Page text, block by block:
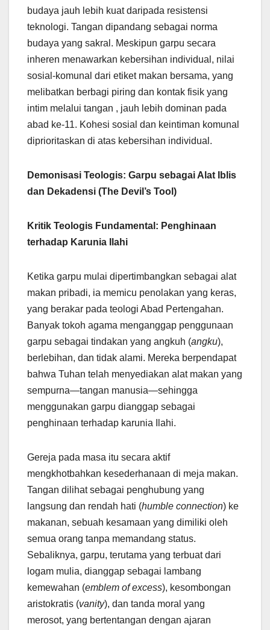
budaya jauh lebih kuat daripada resistensi
teknologi. Tangan dipandang sebagai norma
budaya yang sakral. Meskipun garpu secara
inheren menawarkan kebersihan individual, nilai
sosial-komunal dari etiket makan bersama, yang
melibatkan berbagi piring dan kontak fisik yang
intim melalui tangan , jauh lebih dominan pada
abad ke-11. Kohesi sosial dan keintiman komunal
diprioritaskan di atas kebersihan individual.
Demonisasi Teologis: Garpu sebagai Alat Iblis
dan Dekadensi (The Devil’s Tool)
Kritik Teologis Fundamental: Penghinaan
terhadap Karunia Ilahi
Ketika garpu mulai dipertimbangkan sebagai alat
makan pribadi, ia memicu penolakan yang keras,
yang berakar pada teologi Abad Pertengahan.
Banyak tokoh agama menganggap penggunaan
garpu sebagai tindakan yang angkuh (angku),
berlebihan, dan tidak alami. Mereka berpendapat
bahwa Tuhan telah menyediakan alat makan yang
sempurna—tangan manusia—sehingga
menggunakan garpu dianggap sebagai
penghinaan terhadap karunia Ilahi.
Gereja pada masa itu secara aktif
mengkhotbahkan kesederhanaan di meja makan.
Tangan dilihat sebagai penghubung yang
langsung dan rendah hati (humble connection) ke
makanan, sebuah kesamaan yang dimiliki oleh
semua orang tanpa memandang status.
Sebaliknya, garpu, terutama yang terbuat dari
logam mulia, dianggap sebagai lambang
kemewahan (emblem of excess), kesombongan
aristokratis (vanity), dan tanda moral yang
merosot, yang bertentangan dengan ajaran